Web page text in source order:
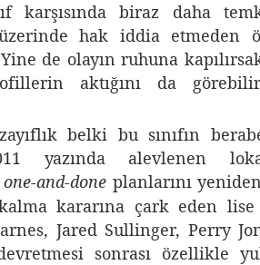
karşısında biraz daha
hak iddia etmeden
de olayın ruhuna
aktığını da
belki bu sınıfın
yazında alevlenen
one-and-done planlarını
kararına çark eden
Jared Sullinger, Perry
sonrası özellikle